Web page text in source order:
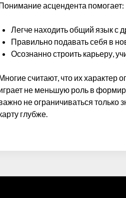
асцендента помогает:
Легче находить общий язык с
Правильно подавать себя в
Осознанно строить карьеру,
считают, что их характер
не меньшую роль в
не ограничиваться только
глубже.